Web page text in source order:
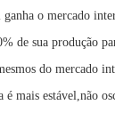
o mercado
de sua produção
do mercado
mais estável,não